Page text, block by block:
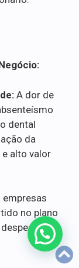
A dor de
dental
da
e alto valor
empresas
no plano